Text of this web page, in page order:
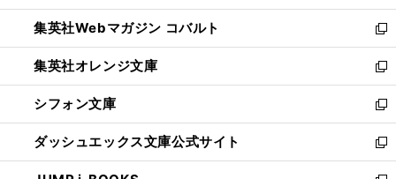
開
く
ウ
で
開
く
ン
ド
ウ
で
開
く
ウ
ィ
ン
ド
ウ
で
開
く
集英社Webマガジン コバルト
新
し
い
ウ
ィ
ン
ド
ウ
集英社オレンジ文庫
新
し
い
ウ
ィ
ン
シフォン文庫
新
し
い
ウ
ダッシュエックス文庫公式サイト
新
し